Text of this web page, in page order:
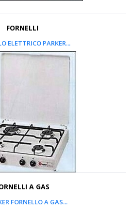
FORNELLI
ELETTRICO PARKER...
A GAS
FORNELLO A GAS...